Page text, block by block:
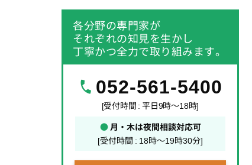
各分野の専門家が
それぞれの知見を生かし
丁寧かつ全力で取り組みます。
052-561-5400
[受付時間 : 平日9時～18時]
●月・木は夜間相談対応可
[受付時間 : 18時～19時30分]